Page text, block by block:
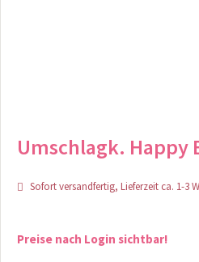
Umschlagk. Happy
Sofort versandfertig, Lieferzeit ca. 1-3
Preise nach Login sichtbar!